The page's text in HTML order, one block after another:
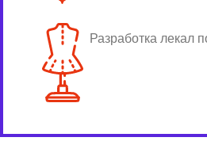
Разработка лекал